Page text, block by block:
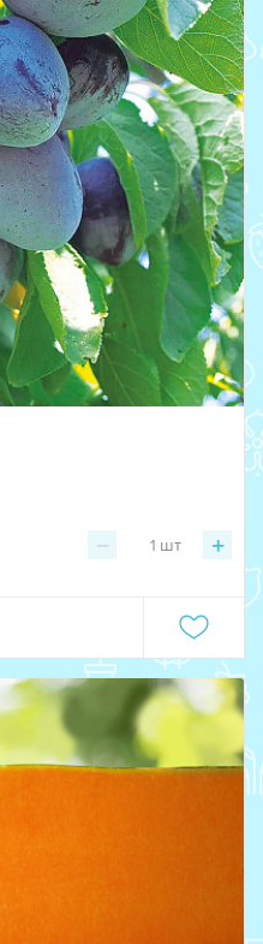
− +
1 шт